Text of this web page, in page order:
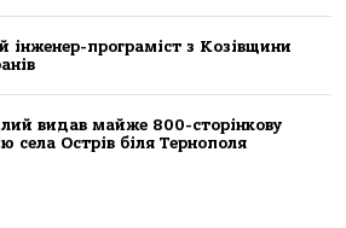
інженер-програміст з Козівщини
видав майже 800-сторінкову
села Острів біля Тернополя